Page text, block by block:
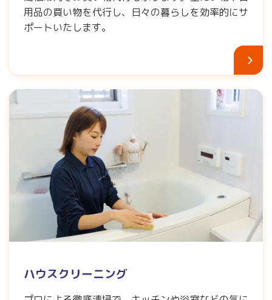
用品の買い物を代行し、日々の暮らしを効率的にサ
ポートいたします。
ハウスクリーニング